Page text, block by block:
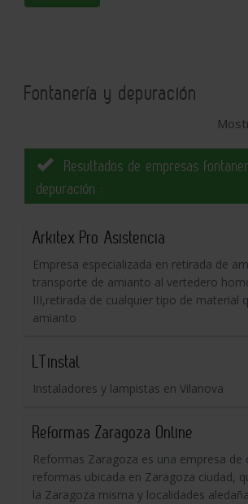
Fontanería y depuración
Resultados de empresas
depuración :
Arkitex Pro Asistencia
Empresa especializada en retirada de
transporte de amianto al vertedero
III,retirada de cualquier tipo de material
amianto
LTinstal
Instaladores y lampistas en Vilanova
Reformas Zaragoza Online
Reformas Zaragoza es una empresa de
reformas ubicada en Zaragoza ciudad,
la Zaragoza misma y localidades